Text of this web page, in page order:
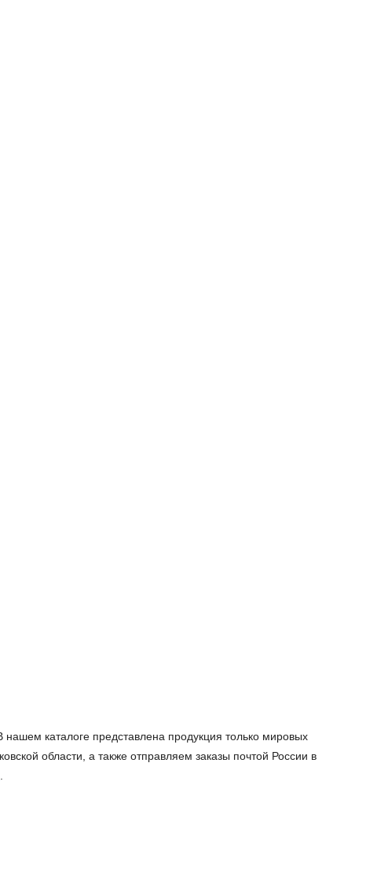
каталоге представлена продукция только мировых
области, а также отправляем заказы почтой России в